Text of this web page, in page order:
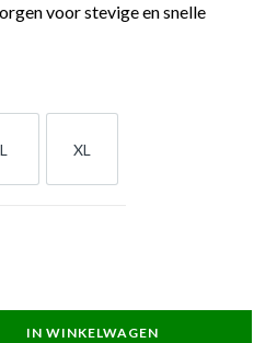
voor stevige en snelle
L
L
XL
XL
IN WINKELWAGEN